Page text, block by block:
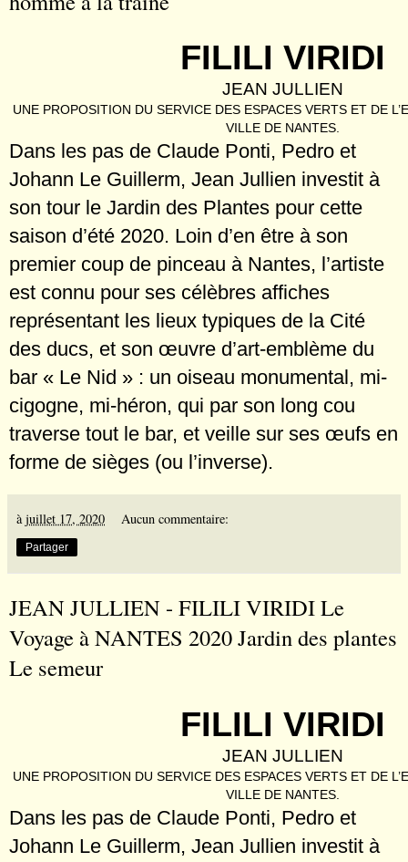
FILILI VIRIDI
JEAN JULLIEN
UNE PROPOSITION DU SERVICE DES ESPACES VERTS ET DE
VILLE DE NANTES.
Dans les pas de Claude Ponti, Pedro et
Johann Le Guillerm, Jean Jullien investit à
son tour le Jardin des Plantes pour cette
saison d’été 2020. Loin d’en être à son
premier coup de pinceau à Nantes, l’artiste
est connu pour ses célèbres affiches
représentant les lieux typiques de la Cité
des ducs, et son œuvre d’art-emblème du
bar « Le Nid » : un oiseau monumental, mi-
cigogne, mi-héron, qui par son long cou
traverse tout le bar, et veille sur ses œufs en
forme de sièges (ou l’inverse).
àjuillet 17, 2020 Aucun commentaire:
Partager
JEAN JULLIEN - FILILI VIRIDI Le
Voyage à NANTES 2020 Jardin des plantes
Le semeur
FILILI VIRIDI
JEAN JULLIEN
UNE PROPOSITION DU SERVICE DES ESPACES VERTS ET DE
VILLE DE NANTES.
Dans les pas de Claude Ponti, Pedro et
Johann Le Guillerm, Jean Jullien investit à